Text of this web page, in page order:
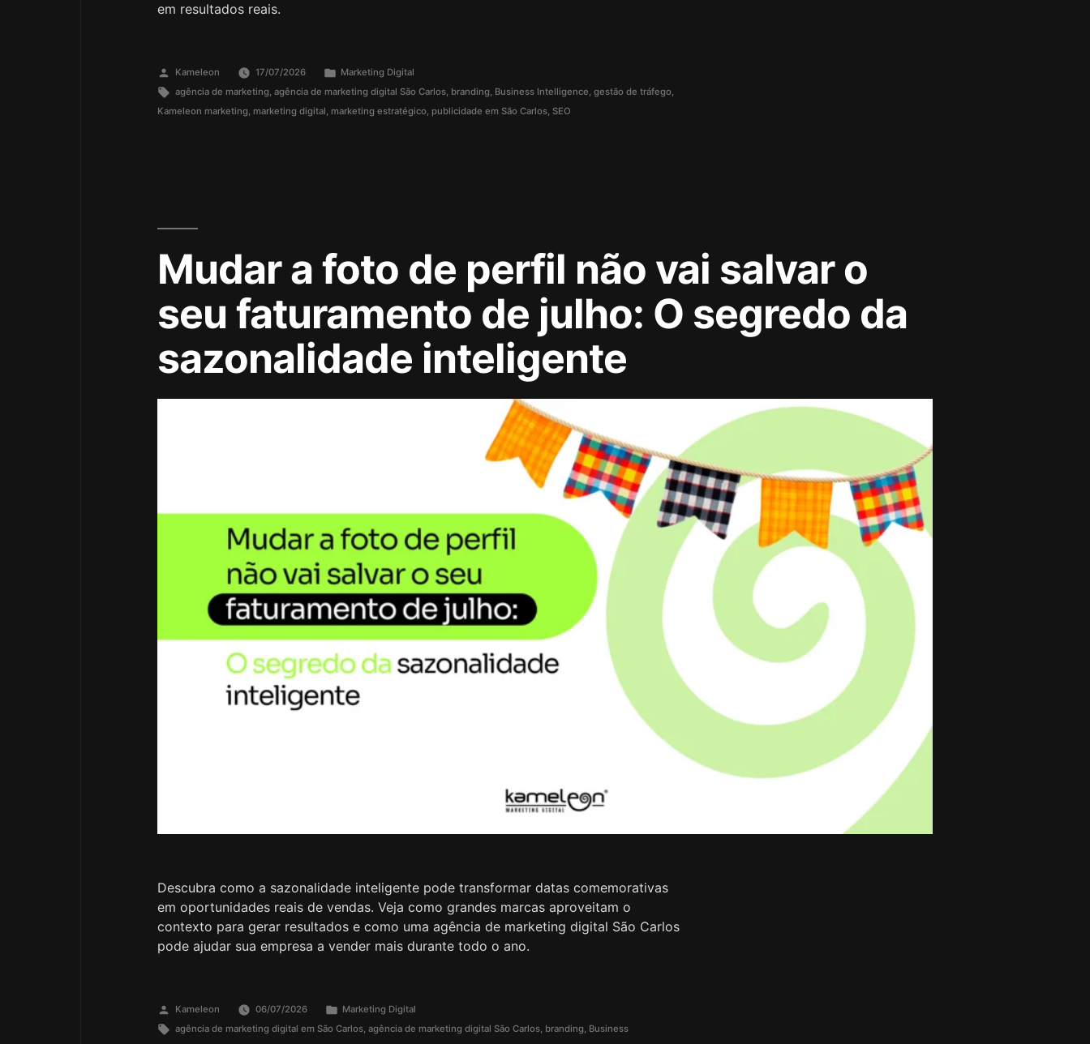
em resultados reais.
Kameleon 17/07/2026
Marketing Digital
agência de marketing ,agência de marketing digital São Carlos branding Business Intelligence ,gestão de tráfego
Kameleon marketing marketing digital marketing estratégico publicidade em São Carlos SEO
Mudar a foto de perfil não vai salvar o
seu faturamento de julho: O segredo da
sazonalidade inteligente
Descubra como a sazonalidade inteligente pode transformar datas comemorativas
em oportunidades reais de vendas. Veja como grandes marcas aproveitam o
contexto para gerar resultados e como uma agência de marketing digital São Carlos
pode ajudar sua empresa a vender mais durante todo o ano.
Kameleon 06/07/2026
Marketing Digital
agência de marketing digital em São Carlos,agência de marketing digital São Carlos, branding, Business